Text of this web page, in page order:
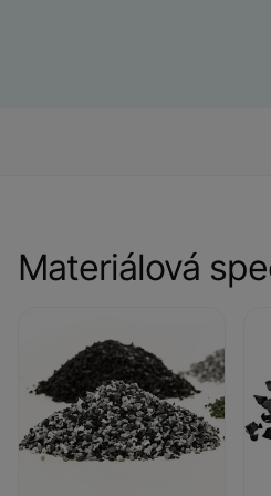
Materiálová